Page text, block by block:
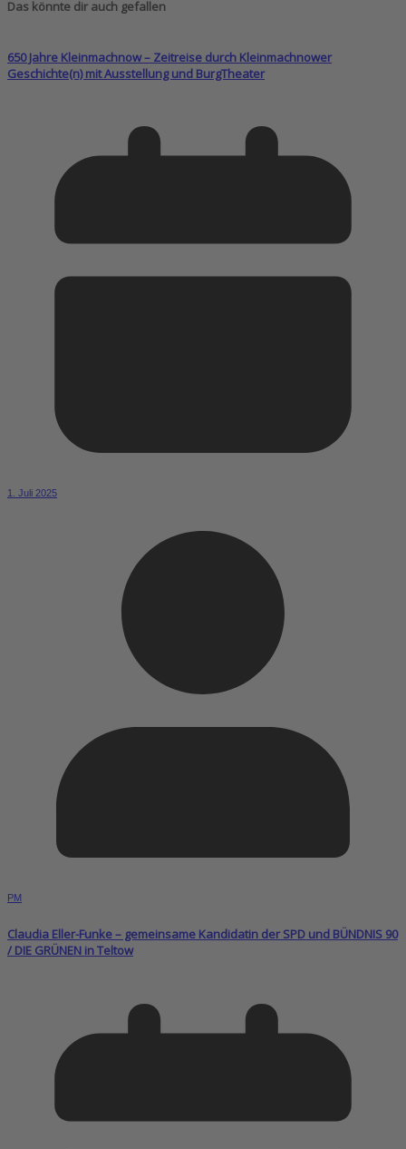
Das könnte dir auch gefallen
650 Jahre Kleinmachnow – Zeitreise durch Kleinmachnower
Geschichte(n) mit Ausstellung und BurgTheater
1. Juli 2025
PM
Claudia Eller-Funke – gemeinsame Kandidatin der SPD und BÜNDNIS 90
/ DIE GRÜNEN in Teltow